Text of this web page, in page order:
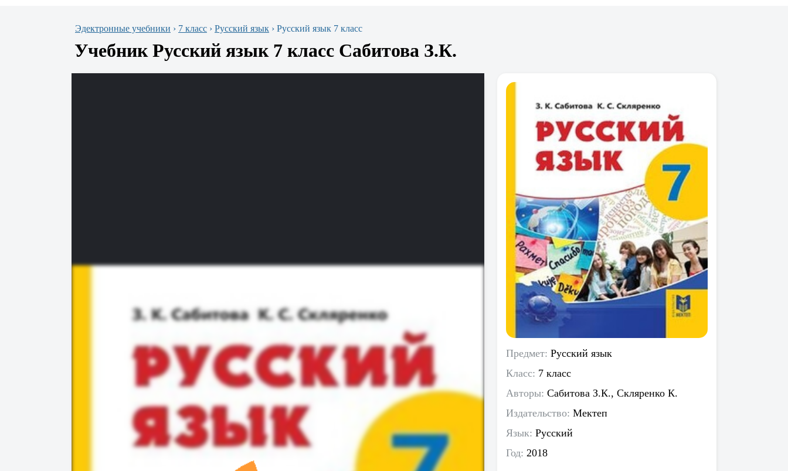
Эдектронные учебники › 7 класс › Русский язык › Русский язык 7 класс
Учебник Русский язык 7 класс Сабитова З.К.
Предмет: Русский язык
Класс: 7 класс
Авторы: Сабитова З.К., Скляренко К.
Издательство: Мектеп
Язык: Русский
Год: 2018